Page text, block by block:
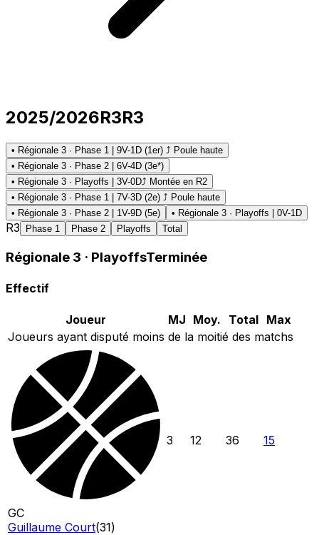
2025/2026R3R3
• Régionale 3 · Phase 1 | 9V-1D (1er) ⤴ Poule haute
• Régionale 3 · Phase 2 | 6V-4D (3e*)
• Régionale 3 · Playoffs | 3V-0D⤴ Montée en R2
• Régionale 3 · Phase 1 | 7V-3D (2e) ⤴ Poule haute
• Régionale 3 · Phase 2 | 1V-9D (5e)
• Régionale 3 · Playoffs | 0V-1D
R3 Phase 1 Phase 2 Playoffs Total
Régionale 3 · PlayoffsTerminée
Effectif
Joueur MJ Moy. Total
Max
Joueurs ayant disputé moins de la moitié des matchs
GC
Guillaume Court(31)
3 12 36 15